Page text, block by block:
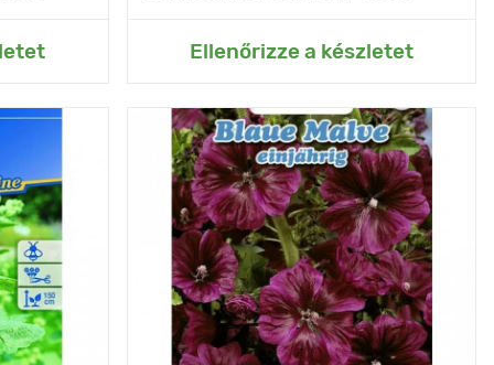
Ellenőrizze a készletet
Hozzáadás az Én kertemhez
fajta
- 150 cm
40 х 30 cm
nap
Jellemzők
csokrok készítésére
alkalmas
Kifejlett kori
magasság
150 - 180 cm
Ültetési távolság 40 - 60 cm
Fényigény nap, félárnyék